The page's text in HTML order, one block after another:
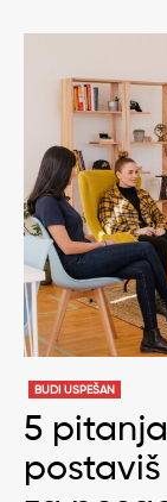
BUDI USPEŠAN
5